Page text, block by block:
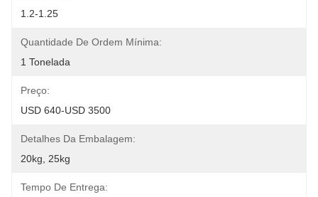
1.2-1.25
Quantidade De Ordem Mínima:
1 Tonelada
Preço:
USD 640-USD 3500
Detalhes Da Embalagem:
20kg, 25kg
Tempo De Entrega: